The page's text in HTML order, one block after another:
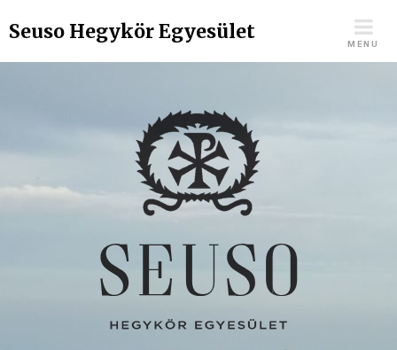
toSeuso Hegykör Egyesület
MENU